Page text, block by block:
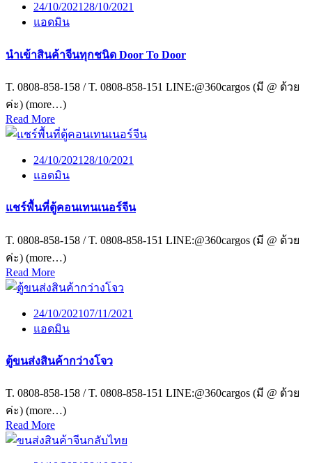
24/10/202128/10/2021
แอดมิน
นำเข้าสินค้าจีนทุกชนิด Door To Door
T. 0808-858-158 / T. 0808-858-151 LINE:@360cargos (มี @ ด้วย
ค่ะ) (more…)
Read More
24/10/2021 28/10/2021
แอดมิน
แชร์พื้นที่ตู้คอนเทนเนอร์จีน
T. 0808-858-158 / T. 0808-858-151 LINE:@360cargos (มี @ ด้วย
ค่ะ) (more…)
Read More
24/10/202107/11/2021
แอดมิน
ตู้ขนส่งสินค้ากว่างโจว
T. 0808-858-158 / T. 0808-858-151 LINE:@360cargos (มี @ ด้วย
ค่ะ) (more…)
Read More